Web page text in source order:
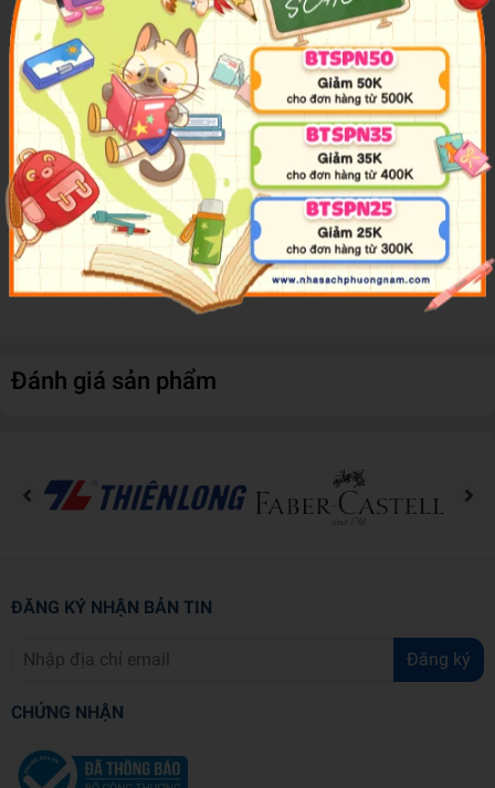
Khác với những cuốn sách "mẹo vặt ghi nhớ, bí quyết học tập"
khác, cuốn sách này dựa trên nghiên cứu của 160,000 hình ảnh
chụp não bộ trong các trạng thái khác nhau, nên rất đáng tin cậy!
Từ nghiên cứu đó, ông đã bác bỏ những điều lầm tưởng trước nay
về trí óc con người, mở ra những cơ hội để ta cải thiện sức suy
nghĩ, sự tập trung, học hành, làm việc thật hiệu quả, và nhất là
giảm chứng sa sút trí tuệ khi về tuổi tác lớn hơn.
Kích Hoạt Trí Não, Mở Rộng Bộ Nhớ
là cuốn sách rất hữu ích với
những bạn trẻ đi học, đi làm, cũng là món quà có giá trị để tặng
phụ huynh "hay quên" trong nhà.
Đánh giá sản phẩm
ĐĂNG KÝ NHẬN BẢN TIN
Đăng ký
CHỨNG NHẬN